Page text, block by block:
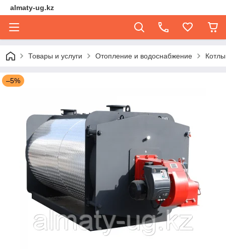
almaty-ug.kz
Товары и услуги Отопление и водоснабжение Котлы
–5%